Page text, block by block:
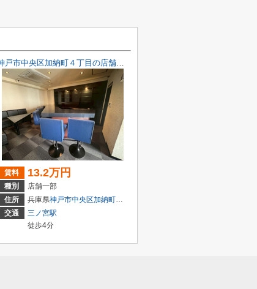
神戸市中央区加納町４丁目の店舗一部
賃料 13.2万円
種別
店舗一部
住所
兵庫県神戸市中央区加納町４丁目9-29
交通
三ノ宮駅
徒歩4分